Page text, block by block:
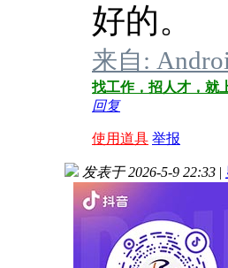
好的。
来自:
找工作，招人才，就
回复
使用道具 举报
发表于 2026-5-9 22:33 |